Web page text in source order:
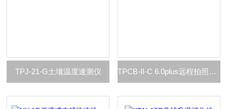
TPJ-21-G土壤温度速测仪 TPCB-II-C 6.0plus远程拍照式虫情测报灯